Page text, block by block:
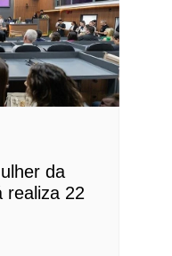
da
realiza 22